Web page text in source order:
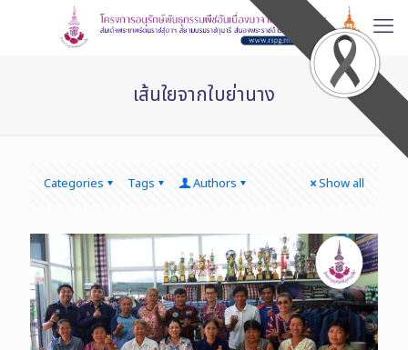
เส้นใยจากใบย่านาง
Categories Tags Authors Show all